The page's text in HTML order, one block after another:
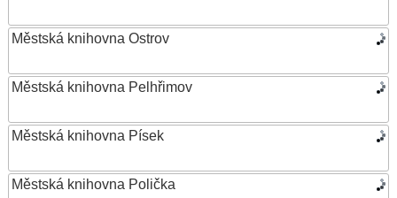
Městská knihovna Ostrov
Městská knihovna Pelhřimov
Městská knihovna Písek
Městská knihovna Polička